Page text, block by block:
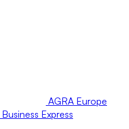
AGRA Europe
Business Express